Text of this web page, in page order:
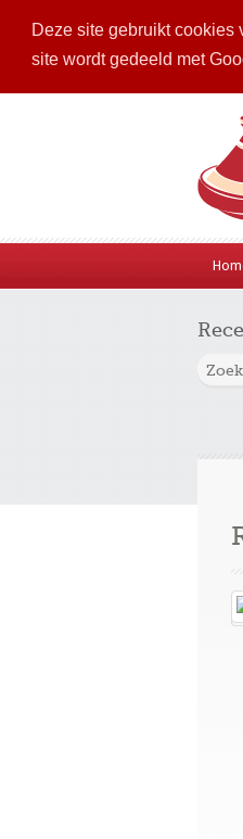
Deze site gebruikt cookies
site wordt gedeeld met